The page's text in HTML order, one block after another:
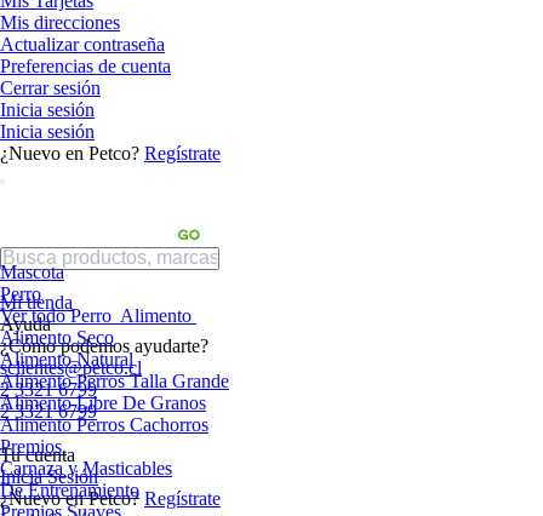
Mis direcciones
Actualizar contraseña
Preferencias de cuenta
Cerrar sesión
Inicia sesión
Inicia sesión
¿Nuevo en Petco? Regístrate
Mi tienda
Ayuda
¿Cómo podemos ayudarte?
sclientes@petco.cl
2 3321 6799
2 3321 6799
Tu cuenta
Inicia Sesión
¿Nuevo en Petco? Regístrate
Mascota
Perro
Ver todo Perro Alimento
Alimento Seco
Alimento Natural
Alimento Perros Talla Grande
Alimento Libre De Granos
Alimento Perros Cachorros
Premios
Carnaza y Masticables
De Entrenamiento
Premios Suaves